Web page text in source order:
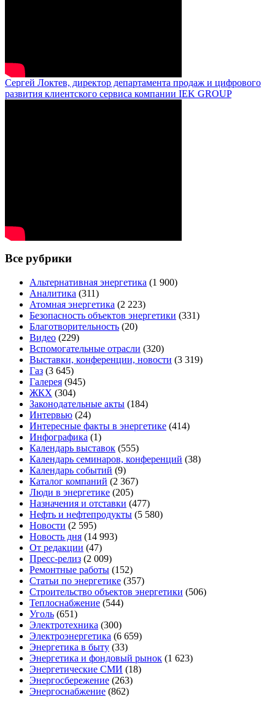
Сергей Локтев, директор департамента продаж и цифрового
развития клиентского сервиса компании IEK GROUP
Все рубрики
Альтернативная энергетика (1 900)
Аналитика (311)
Атомная энергетика (2 223)
Безопасность объектов энергетики (331)
Благотворительность (20)
Видео (229)
Вспомогательные отрасли (320)
Выставки, конференции, новости (3 319)
Газ (3 645)
Галерея (945)
ЖКХ (304)
Законодательные акты (184)
Интервью (24)
Интересные факты в энергетике (414)
Инфографика (1)
Календарь выставок (555)
Календарь семинаров, конференций (38)
Календарь событий (9)
Каталог компаний (2 367)
Люди в энергетике (205)
Назначения и отставки (477)
Нефть и нефтепродукты (5 580)
Новости (2 595)
Новость дня (14 993)
От редакции (47)
Пресс-релиз (2 009)
Ремонтные работы (152)
Статьи по энергетике (357)
Строительство объектов энергетики (506)
Теплоснабжение (544)
Уголь (651)
Электротехника (300)
Электроэнергетика (6 659)
Энергетика в быту (33)
Энергетика и фондовый рынок (1 623)
Энергетические СМИ (18)
Энергосбережение (263)
Энергоснабжение (862)